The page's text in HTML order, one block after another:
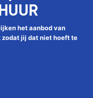
het aanbod van
jij dat niet hoeft te